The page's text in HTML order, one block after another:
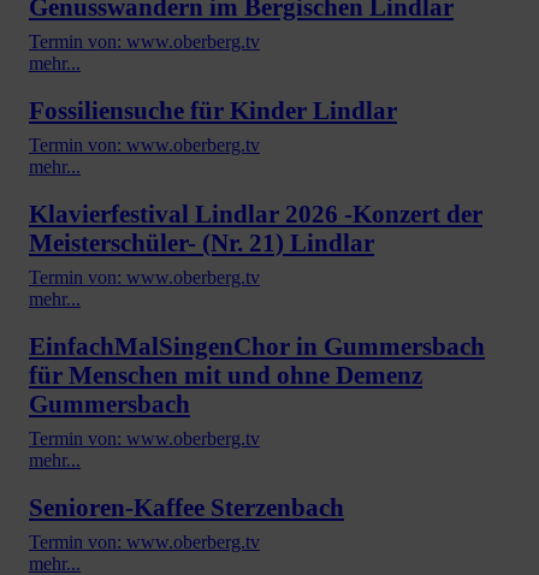
Genusswandern im Bergischen Lindlar
Termin von: www.oberberg.tv
mehr...
Fossiliensuche für Kinder Lindlar
Termin von: www.oberberg.tv
mehr...
Klavierfestival Lindlar 2026 -Konzert der
Meisterschüler- (Nr. 21) Lindlar
Termin von: www.oberberg.tv
mehr...
EinfachMalSingenChor in Gummersbach
für Menschen mit und ohne Demenz
Gummersbach
Termin von: www.oberberg.tv
mehr...
Senioren-Kaffee Sterzenbach
Termin von: www.oberberg.tv
mehr...